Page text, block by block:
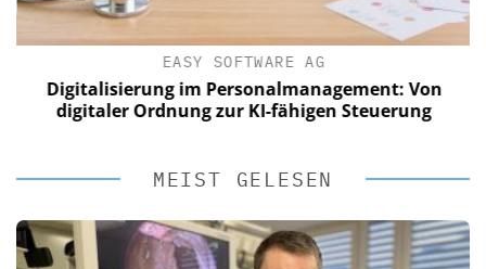
EASY SOFTWARE AG
Digitalisierung im Personalmanagement: Von
digitaler Ordnung zur KI-fähigen Steuerung
MEIST GELESEN